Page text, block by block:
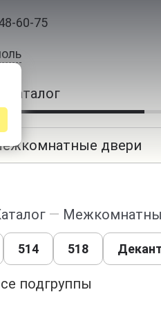
60-75
Каталог
двери
—
514 518
подгруппы